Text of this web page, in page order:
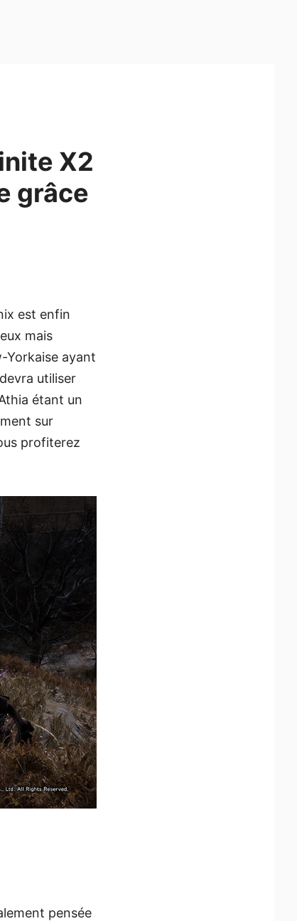
X2
grâce
est enfin
mais
Yorkaise ayant
utiliser
étant un
sur
profiterez
pensée